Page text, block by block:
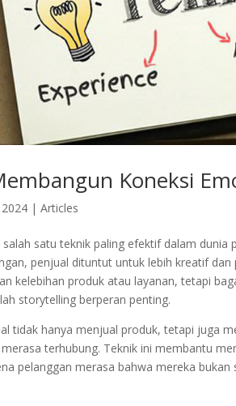
Koneksi
|Articles
satu teknik paling efektif dalam
penjual dituntut untuk lebih kreatif
kelebihan produk atau layanan, tetapi
storytelling berperan penting.
tidak hanya menjual produk, tetapi juga
terhubung. Teknik ini membantu
pelanggan merasa bahwa mereka